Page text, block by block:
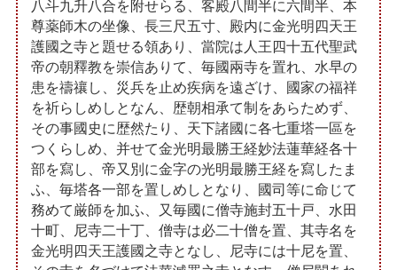
八斗九升八合を附せらる、客殿八間半に六間半、本
尊薬師木の坐像、長三尺五寸、殿内に金光明四天王
護國之寺と題せる領あり、當院は人王四十五代聖武
帝の朝釋教を崇信ありて、毎國兩寺を置れ、水早の
患を禱禳し、災兵を止め疾病を遠ざけ、國家の福祥
を祈らしめしとなん、歴朝相承て制をあらためず、
その事國史に歴然たり、天下諸國に各七重塔一區を
つくらしめ、并せて金光明最勝王経妙法蓮華経各十
部を寫し、帝又別に金字の光明最勝王経を寫したま
ふ、毎塔各一部を置しめしとなり、國司等に命じて
務めて厳師を加ふ、又毎國に僧寺施封五十戸、水田
十町、尼寺二十丁、僧寺は必二十僧を置、其寺名を
金光明四天王護國之寺となし、尼寺には十尼を置、